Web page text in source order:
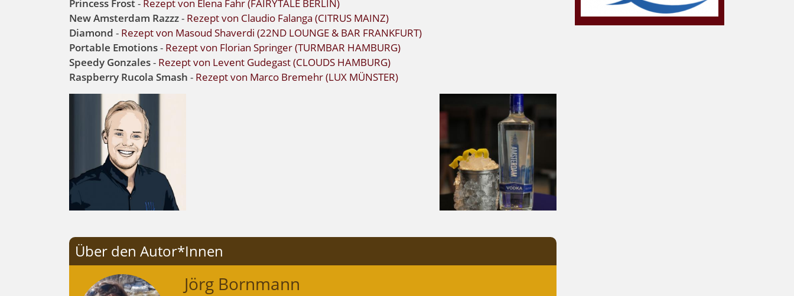
Princess Frost- Rezept von Elena Fahr (FAIRYTALE BERLIN)
New Amsterdam Razzz- Rezept von Claudio Falanga (CITRUS MAINZ)
Diamond - Rezept von Masoud Shaverdi (22ND LOUNGE & BAR FRANKFURT)
Portable Emotions- Rezept von Florian Springer (TURMBAR HAMBURG)
Speedy Gonzales- Rezept von Levent Gudegast (CLOUDS HAMBURG)
Raspberry Rucola Smash - Rezept von Marco Bremehr (LUX MÜNSTER)
Über den Autor*Innen
Jörg Bornmann